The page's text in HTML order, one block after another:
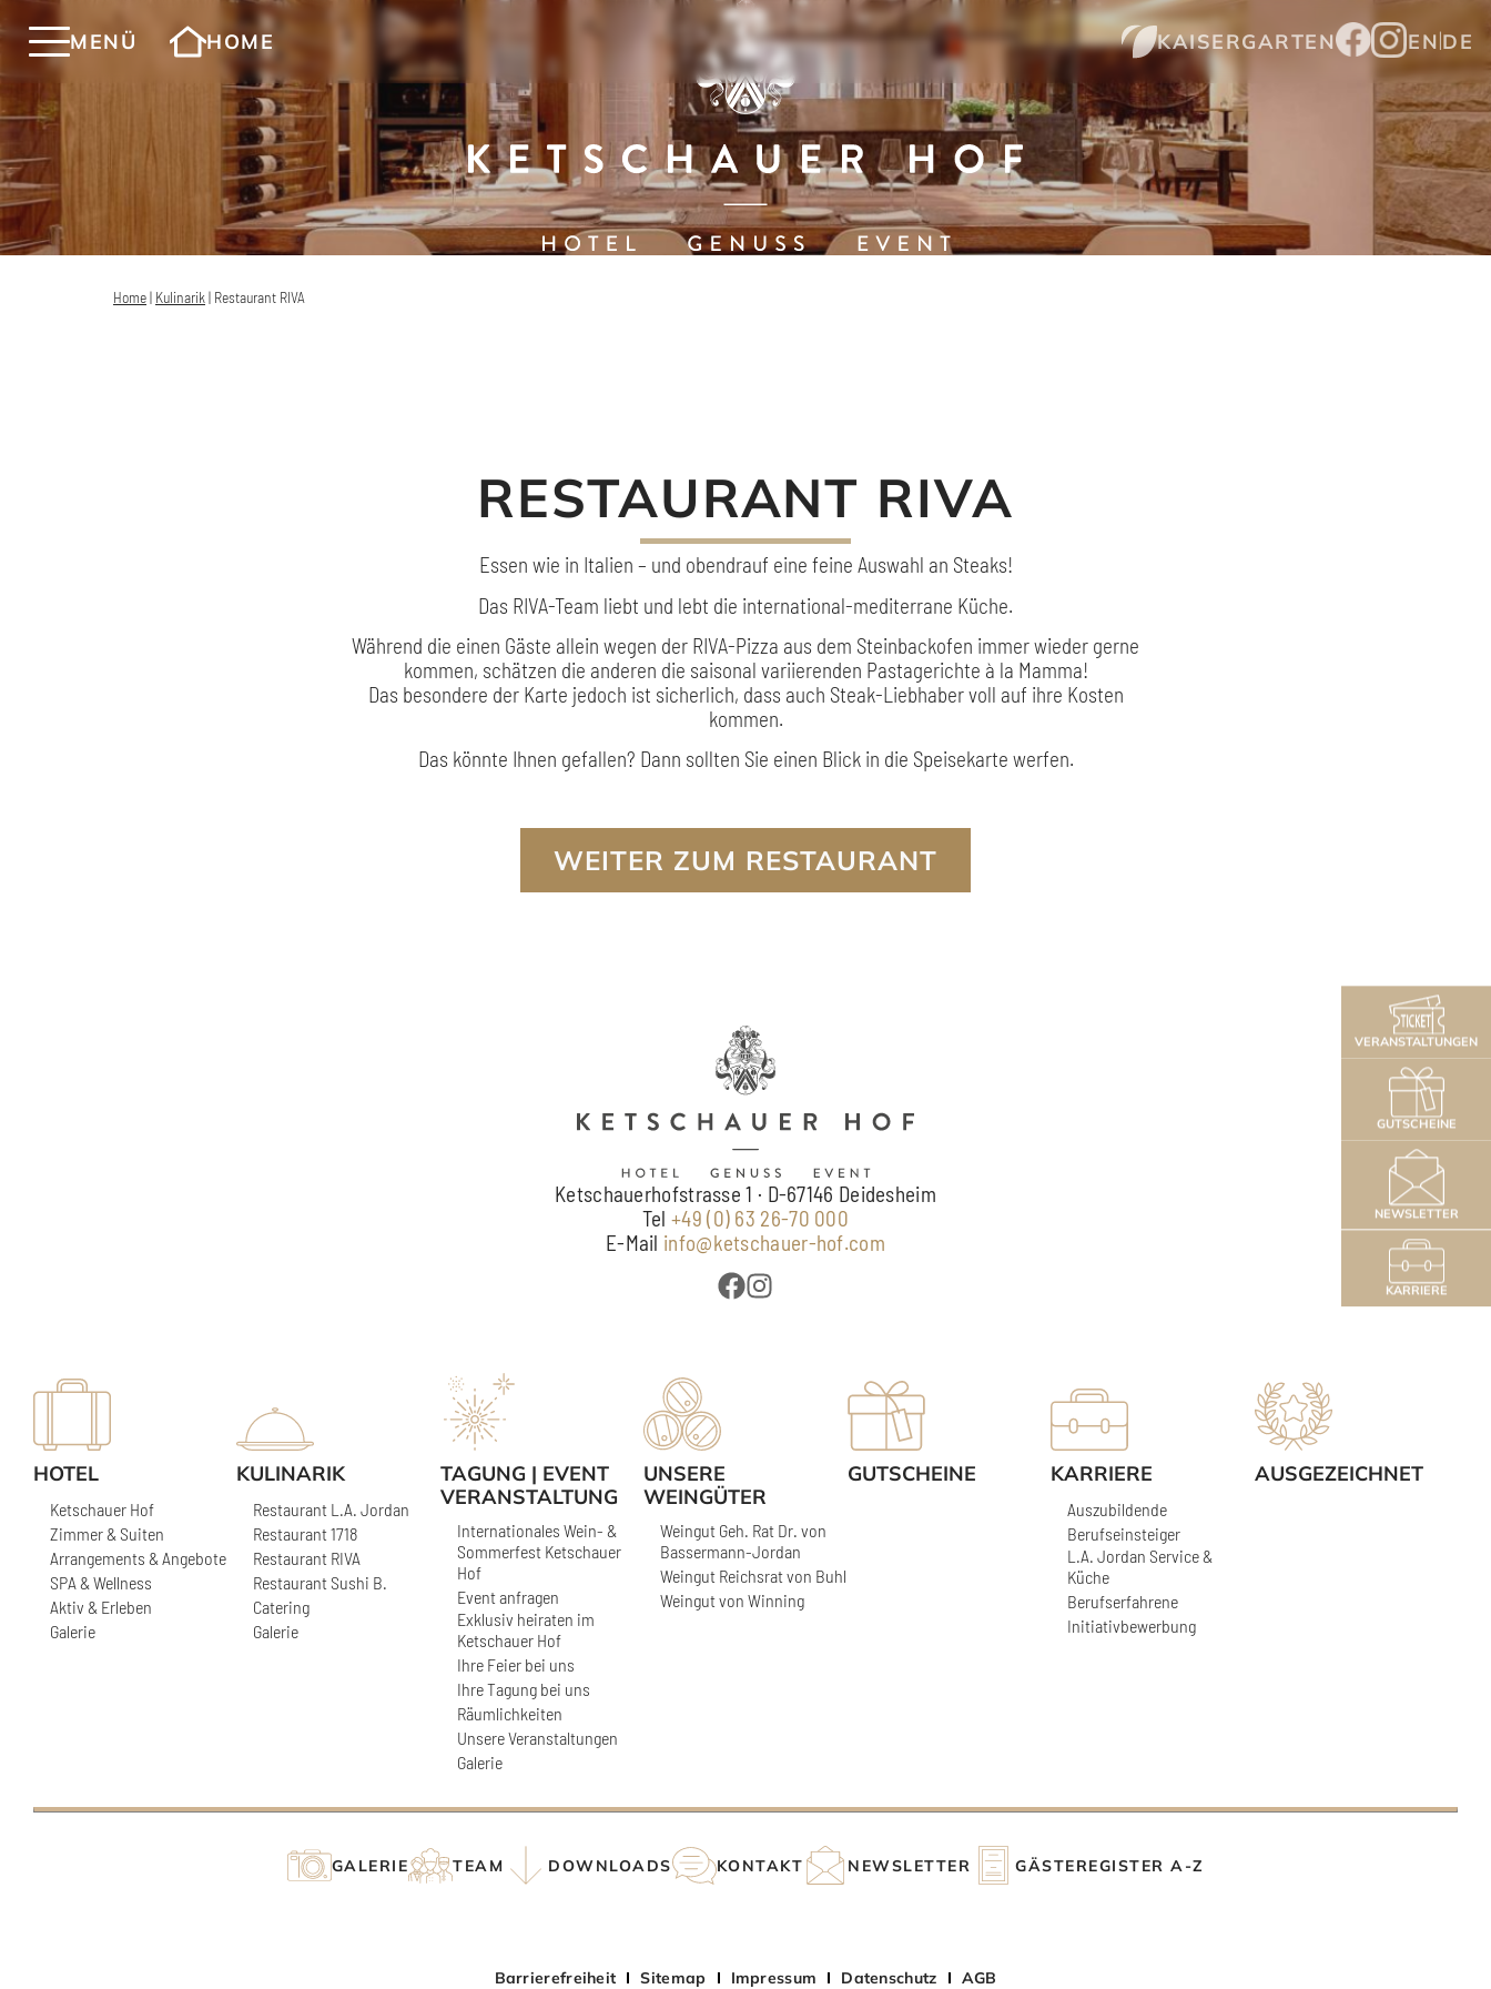
MENÜ HOME KAISERGARTEN EN DE
VERANSTALTUNGEN
GUTSCHEINE
NEWSLETTER
KARRIERE
Home| Kulinarik | Restaurant RIVA
RESTAURANT RIVA
Essen wie in Italien – und obendrauf eine feine Auswahl an Steaks!
Das RIVA-Team liebt und lebt die international-mediterrane Küche.
Während die einen Gäste allein wegen der RIVA-Pizza aus dem Steinbackofen immer wieder gerne
kommen, schätzen die anderen die saisonal variierenden Pastagerichte à la Mamma!
Das besondere der Karte jedoch ist sicherlich, dass auch Steak-Liebhaber voll auf ihre Kosten
kommen.
Das könnte Ihnen gefallen? Dann sollten Sie einen Blick in die Speisekarte werfen.
WEITER ZUM RESTAURANT
Ketschauerhofstrasse 1 · D-67146 Deidesheim
Tel+49 (0) 63 26-70 000
E-Mail info@ketschauer-hof.com
HOTEL
Ketschauer Hof
Zimmer & Suiten
Arrangements & Angebote
SPA & Wellness
Aktiv & Erleben
Galerie
KULINARIK
Restaurant L.A. Jordan
Restaurant 1718
Restaurant RIVA
Restaurant Sushi B.
Catering
Galerie
TAGUNG | EVENT
VERANSTALTUNG
Internationales Wein- &
Sommerfest Ketschauer
Hof
Event anfragen
Exklusiv heiraten im
Ketschauer Hof
Ihre Feier bei uns
Ihre Tagung bei uns
Räumlichkeiten
Unsere Veranstaltungen
Galerie
UNSERE
WEINGÜTER
Weingut Geh. Rat Dr. von
Bassermann-Jordan
Weingut Reichsrat von Buhl
Weingut von Winning
GUTSCHEINE KARRIERE
Auszubildende
Berufseinsteiger
L.A. Jordan Service &
Küche
Berufserfahrene
Initiativbewerbung
AUSGEZEICHNET
GALERIE TEAM DOWNLOADS KONTAKT NEWSLETTER GÄSTEREGISTER A-Z
Barrierefreiheit Sitemap Impressum Datenschutz AGB